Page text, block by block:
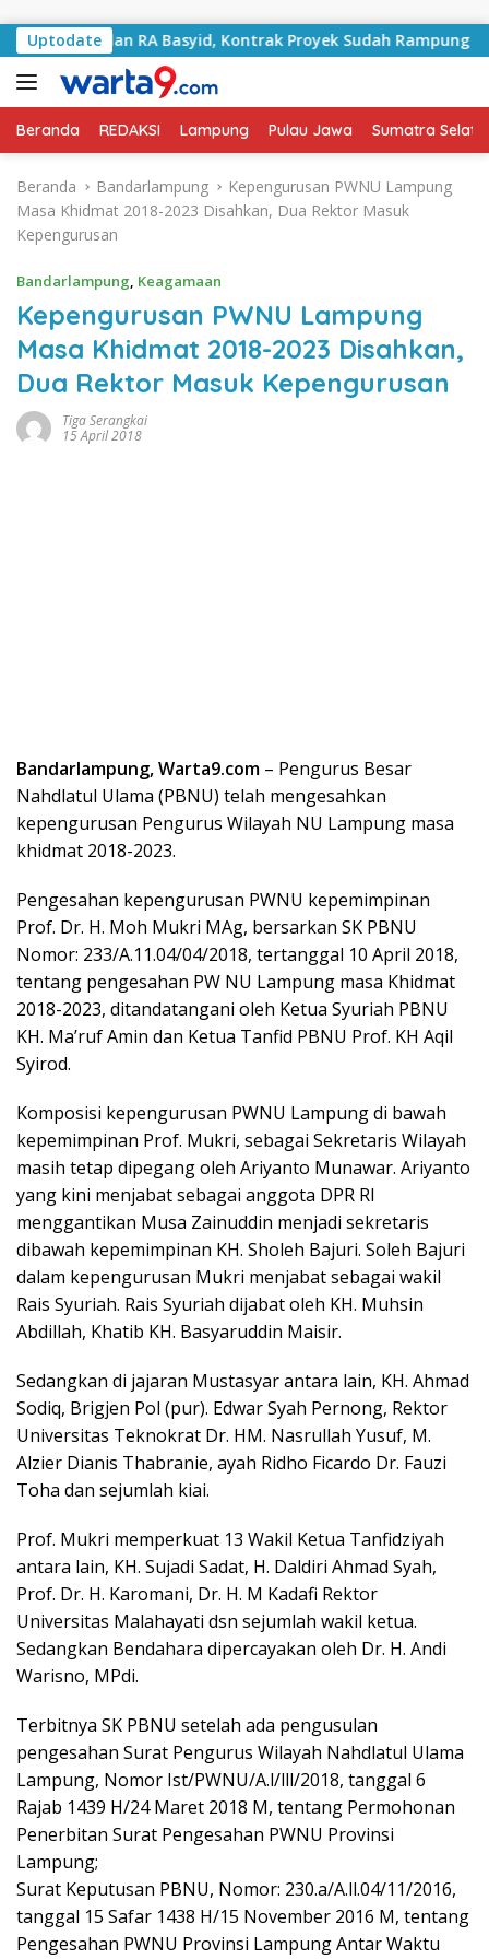
Uptodate
Jalan RA Basyid, Kontrak Proyek Sudah Rampung
Beranda REDAKSI Lampung Pulau Jawa Sumatra
Beranda Bandarlampung
Kepengurusan PWNU Lampung
Masa Khidmat 2018-2023 Disahkan, Dua Rektor Masuk
Kepengurusan
Bandarlampung, Keagamaan
Kepengurusan PWNU Lampung
Masa Khidmat 2018-2023 Disahkan,
Dua Rektor Masuk Kepengurusan
Tiga Serangkai
15 April 2018
Bandarlampung, Warta9.com – Pengurus Besar
Nahdlatul Ulama (PBNU) telah mengesahkan
kepengurusan Pengurus Wilayah NU Lampung masa
khidmat 2018-2023.
Pengesahan kepengurusan PWNU kepemimpinan
Prof. Dr. H. Moh Mukri MAg, bersarkan SK PBNU
Nomor: 233/A.11.04/04/2018, tertanggal 10 April 2018,
tentang pengesahan PW NU Lampung masa Khidmat
2018-2023, ditandatangani oleh Ketua Syuriah PBNU
KH. Ma’ruf Amin dan Ketua Tanfid PBNU Prof. KH Aqil
Syirod.
Komposisi kepengurusan PWNU Lampung di bawah
kepemimpinan Prof. Mukri, sebagai Sekretaris Wilayah
masih tetap dipegang oleh Ariyanto Munawar. Ariyanto
yang kini menjabat sebagai anggota DPR RI
menggantikan Musa Zainuddin menjadi sekretaris
dibawah kepemimpinan KH. Sholeh Bajuri. Soleh Bajuri
dalam kepengurusan Mukri menjabat sebagai wakil
Rais Syuriah. Rais Syuriah dijabat oleh KH. Muhsin
Abdillah, Khatib KH. Basyaruddin Maisir.
Sedangkan di jajaran Mustasyar antara lain, KH. Ahmad
Sodiq, Brigjen Pol (pur). Edwar Syah Pernong, Rektor
Universitas Teknokrat Dr. HM. Nasrullah Yusuf, M.
Alzier Dianis Thabranie, ayah Ridho Ficardo Dr. Fauzi
Toha dan sejumlah kiai.
Prof. Mukri memperkuat 13 Wakil Ketua Tanfidziyah
antara lain, KH. Sujadi Sadat, H. Daldiri Ahmad Syah,
Prof. Dr. H. Karomani, Dr. H. M Kadafi Rektor
Universitas Malahayati dsn sejumlah wakil ketua.
Sedangkan Bendahara dipercayakan oleh Dr. H. Andi
Warisno, MPdi.
Terbitnya SK PBNU setelah ada pengusulan
pengesahan Surat Pengurus Wilayah Nahdlatul Ulama
Lampung, Nomor Ist/PWNU/A.l/lll/2018, tanggal 6
Rajab 1439 H/24 Maret 2018 M, tentang Permohonan
Penerbitan Surat Pengesahan PWNU Provinsi
Lampung;
Surat Keputusan PBNU, Nomor: 230.a/A.ll.04/11/2016,
tanggal 15 Safar 1438 H/15 November 2016 M, tentang
Pengesahan PWNU Provinsi Lampung Antar Waktu